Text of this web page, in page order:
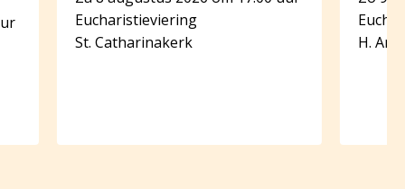
Eucharistieviering
St. Catharinakerk
H.